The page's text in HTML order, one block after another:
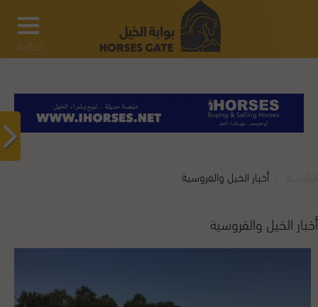
القائمة
أخبار الخيل والفروسية
أخبار الخيل والفروسية